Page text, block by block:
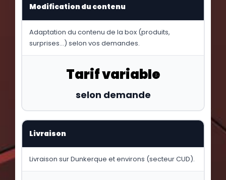
Modification du contenu
Adaptation du contenu de la box (produits,
surprises…) selon vos demandes.
Tarif variable
selon demande
Livraison
Livraison sur Dunkerque et environs (secteur CUD).